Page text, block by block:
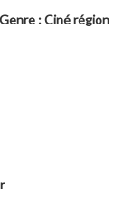
Genre : Ciné région